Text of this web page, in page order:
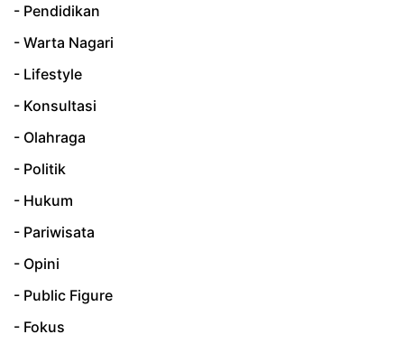
- Pendidikan
- Warta Nagari
- Lifestyle
- Konsultasi
- Olahraga
- Politik
- Hukum
- Pariwisata
- Opini
- Public Figure
- Fokus